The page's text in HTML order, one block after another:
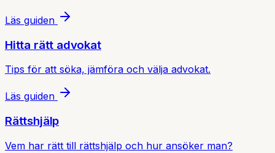
Läs guiden
Hitta rätt advokat
Tips för att söka, jämföra och välja advokat.
Läs guiden
Rättshjälp
Vem har rätt till rättshjälp och hur ansöker man?